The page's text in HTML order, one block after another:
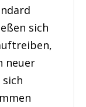
sich
neuer